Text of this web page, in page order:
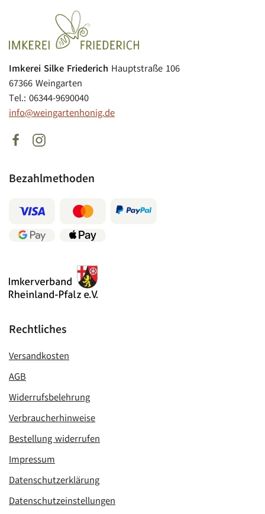
Imkerei Silke Friederich Hauptstraße 106
67366 Weingarten
Tel.: 06344-9690040
info@weingartenhonig.de
Bezahlmethoden
Rechtliches
Versandkosten
AGB
Widerrufsbelehrung
Verbraucherhinweise
Bestellung widerrufen
Impressum
Datenschutzerklärung
Datenschutzeinstellungen